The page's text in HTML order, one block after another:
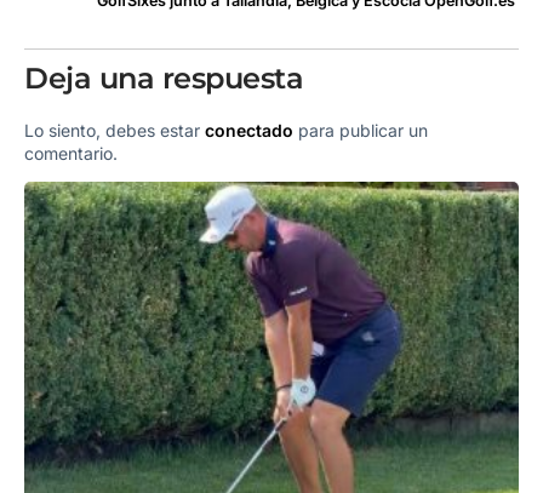
Deja una respuesta
Lo siento, debes estar conectado para publicar un
comentario.